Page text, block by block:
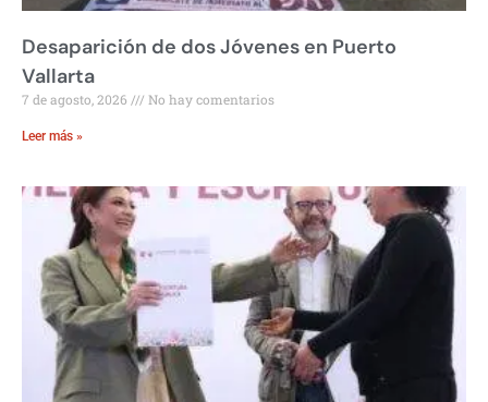
Desaparición de dos Jóvenes en Puerto
Vallarta
7 de agosto, 2026 No hay comentarios
Leer más »